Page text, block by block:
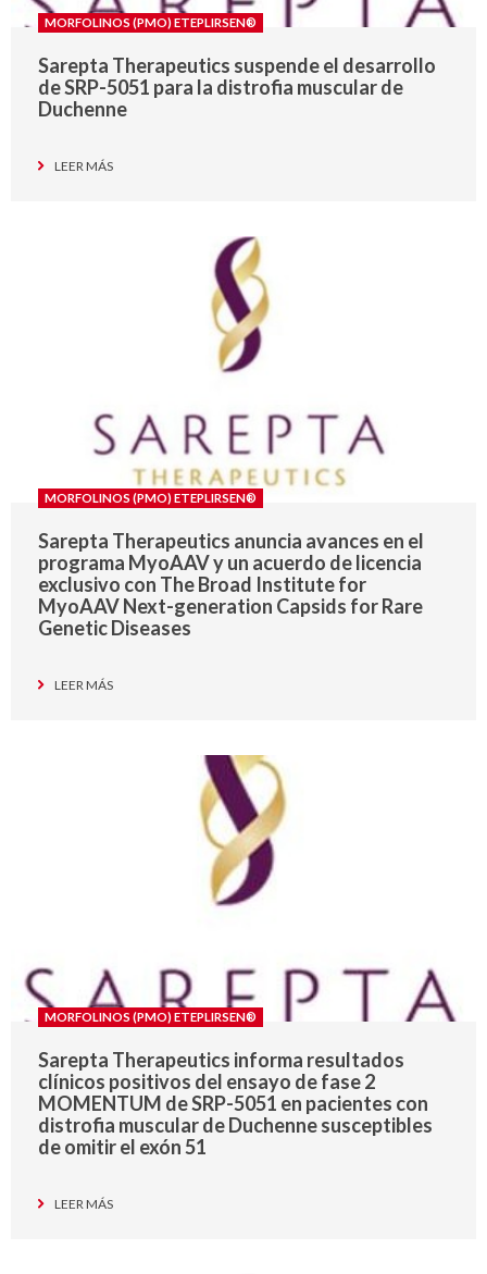
MORFOLINOS (PMO) ETEPLIRSEN®
Sarepta Therapeutics suspende el desarrollo
de SRP-5051 para la distrofia muscular de
Duchenne
LEER MÁS
MORFOLINOS (PMO) ETEPLIRSEN®
Sarepta Therapeutics anuncia avances en el
programa MyoAAV y un acuerdo de licencia
exclusivo con The Broad Institute for
MyoAAV Next-generation Capsids for Rare
Genetic Diseases
LEER MÁS
MORFOLINOS (PMO) ETEPLIRSEN®
Sarepta Therapeutics informa resultados
clínicos positivos del ensayo de fase 2
MOMENTUM de SRP-5051 en pacientes con
distrofia muscular de Duchenne susceptibles
de omitir el exón 51
LEER MÁS